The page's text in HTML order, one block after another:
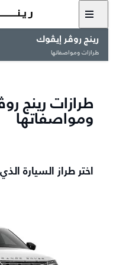
رينج روڤر إيڤوك
طرازات ومواصفاتها
طرازات رينج
ومواصفاتها
اختر طراز السيارة